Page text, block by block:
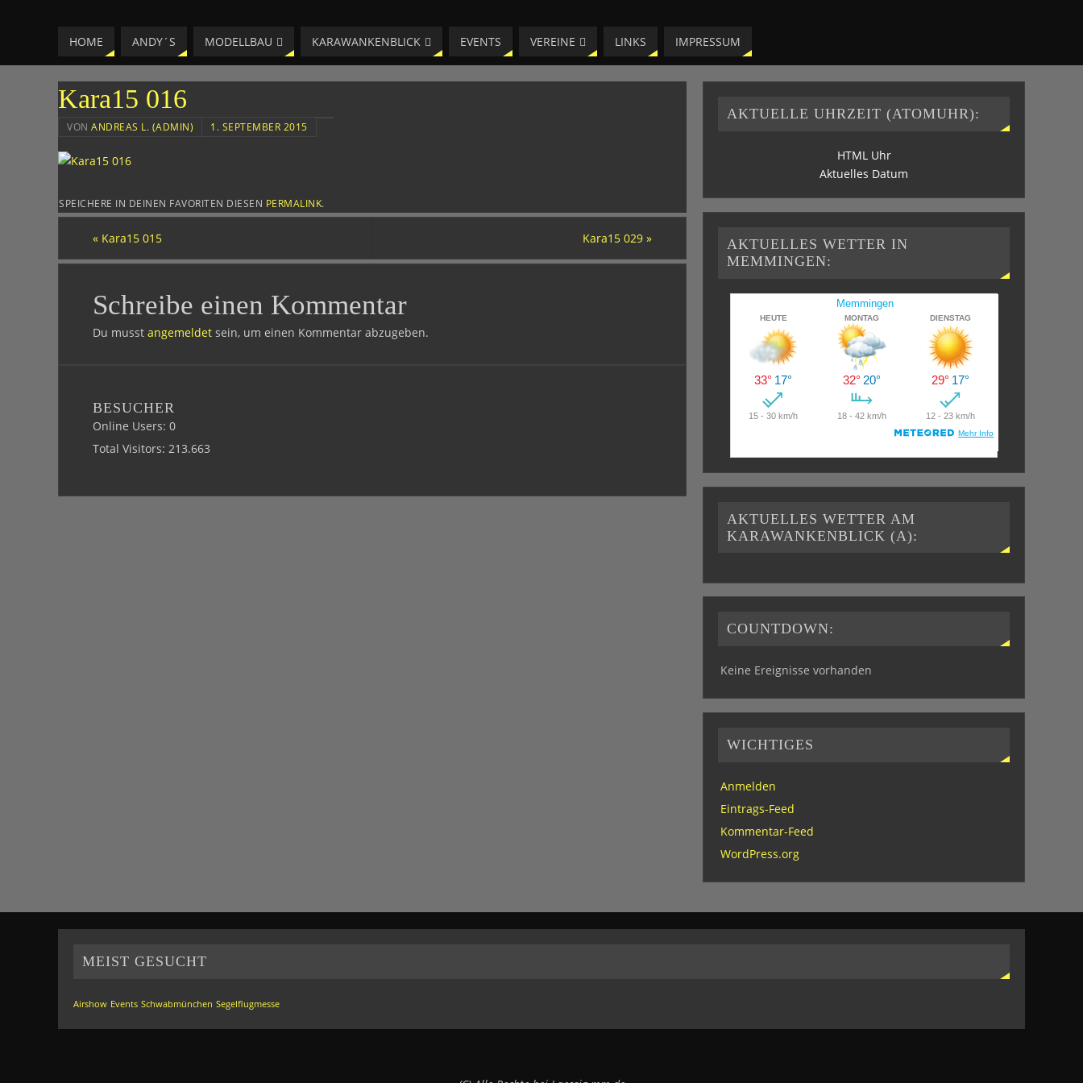
LAESSIG-MM
HOME ANDY´S MODELLBAU KARAWANKENBLICK EVENTS VEREINE LINKS IMPRESSUM
Kara15 016
VON ANDREAS L. (ADMIN) 1. SEPTEMBER 2015
SPEICHERE IN DEINEN FAVORITEN DIESEN PERMALINK.
« Kara15 015 Kara15 029 »
Schreibe einen Kommentar
Du musst angemeldet sein, um einen Kommentar abzugeben.
BESUCHER
Online Users: 0
Total Visitors: 213.663
AKTUELLE UHRZEIT (ATOMUHR):
HTML Uhr
Aktuelles Datum
AKTUELLES WETTER IN
MEMMINGEN:
AKTUELLES WETTER AM
KARAWANKENBLICK (A):
COUNTDOWN:
Keine Ereignisse vorhanden
WICHTIGES
Anmelden
Eintrags-Feed
Kommentar-Feed
WordPress.org
MEIST GESUCHT
Airshow Events Schwabmünchen Segelflugmesse